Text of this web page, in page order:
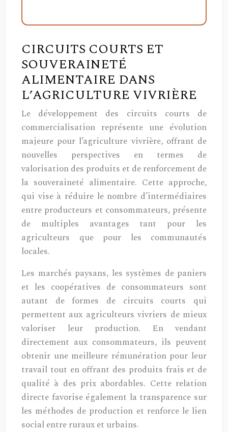
CIRCUITS COURTS ET
SOUVERAINETÉ
ALIMENTAIRE DANS
L’AGRICULTURE VIVRIÈRE
Le développement des circuits courts de
commercialisation représente une évolution
majeure pour l’agriculture vivrière, offrant de
nouvelles perspectives en termes de
valorisation des produits et de renforcement de
la souveraineté alimentaire. Cette approche,
qui vise à réduire le nombre d’intermédiaires
entre producteurs et consommateurs, présente
de multiples avantages tant pour les
agriculteurs que pour les communautés
locales.
Les marchés paysans, les systèmes de paniers
et les coopératives de consommateurs sont
autant de formes de circuits courts qui
permettent aux agriculteurs vivriers de mieux
valoriser leur production. En vendant
directement aux consommateurs, ils peuvent
obtenir une meilleure rémunération pour leur
travail tout en offrant des produits frais et de
qualité à des prix abordables. Cette relation
directe favorise également la transparence sur
les méthodes de production et renforce le lien
social entre ruraux et urbains.